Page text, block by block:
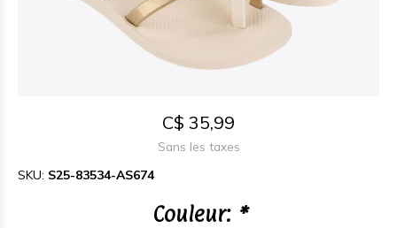
C$ 35,99
Sans les taxes
SKU: S25-83534-AS674
Couleur: *